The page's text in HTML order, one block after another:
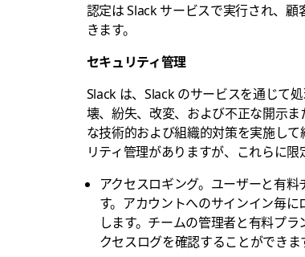
認定は Slack サービスで実行され、
きます。
セキュリティ管理
Slack は、Slack のサービスを通じて
壊、紛失、改変、および不正な開示
な技術的および組織的対策を実施し
リティ管理がありますが、これらに限
アクセスロギング。 ユーザーと有料
す。アカウントへのサインイン毎
します。チームの管理者と有料プ
クセスログを確認することができま